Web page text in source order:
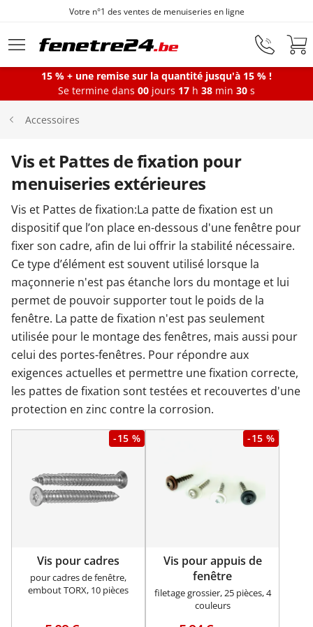
Aller au contenu principal
Votre n°1 des ventes de menuiseries en ligne
Fenêtres
Portes d'entrée
Protections solaires
Garages & Carports
Clôtures et portails
Conseils gratuits
15 % + une remise sur la quantité jusqu'à 15 % !
Se termine dans 00 jours 17 h 38 min 30 s
Accessoires
Vis et Pattes de fixation pour
menuiseries extérieures
Vis et Pattes de fixation:La patte de fixation est un
dispositif que l’on place en-dessous d'une fenêtre pour
fixer son cadre, afin de lui offrir la stabilité nécessaire.
Ce type d’élément est souvent utilisé lorsque la
maçonnerie n'est pas étanche lors du montage et lui
permet de pouvoir supporter tout le poids de la
fenêtre. La patte de fixation n'est pas seulement
utilisée pour le montage des fenêtres, mais aussi pour
celui des portes-fenêtres. Pour répondre aux
exigences actuelles et permettre une fixation correcte,
les pattes de fixation sont testées et recouvertes d'une
protection en zinc contre la corrosion.
-15 %
Vis pour cadres
pour cadres de fenêtre,
embout TORX, 10 pièces
-15 %
Vis pour appuis de
fenêtre
filetage grossier, 25 pièces, 4
couleurs